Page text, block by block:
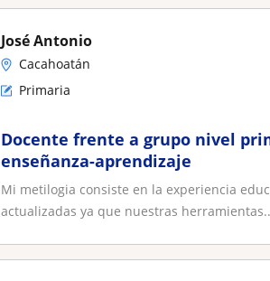
José Antonio
Cacahoatán
Primaria
Docente frente a grupo nivel
enseñanza-aprendizaje
Mi metilogia consiste en la experiencia
actualizadas ya que nuestras